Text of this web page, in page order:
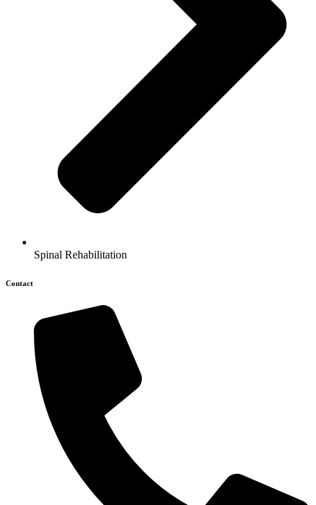
Spinal Rehabilitation
Contact